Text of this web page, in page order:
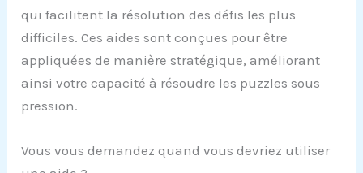
qui facilitent la résolution des défis les plus
difficiles. Ces aides sont conçues pour être
appliquées de manière stratégique, améliorant
ainsi votre capacité à résoudre les puzzles sous
pression.
Vous vous demandez quand vous devriez utiliser